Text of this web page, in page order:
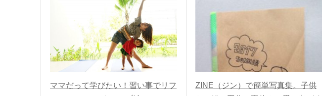
ママだって学びたい！習い事でリフ
ZINE（ジン）で簡単写真集。子供